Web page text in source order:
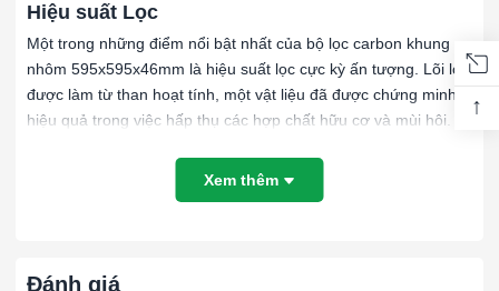
Hiệu suất Lọc
Một trong những điểm nổi bật nhất của bộ lọc carbon khung
nhôm 595x595x46mm là hiệu suất lọc cực kỳ ấn tượng. Lõi lọc
được làm từ than hoạt tính, một vật liệu đã được chứng minh
hiệu quả trong việc hấp thụ các hợp chất hữu cơ và mùi hôi.
lại, trong khi không khí sạch sẽ được đưa ra ngoài.
Xem thêm
Đánh giá
↑